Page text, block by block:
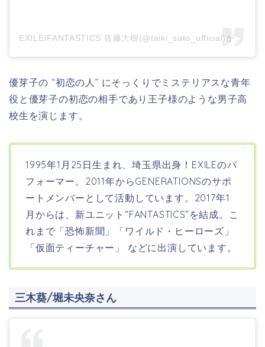
優芽子の “初恋の人” にそっくりでミステリアスな青年
役と優芽子の初恋の相手であり王子様のような男子高
校生を演じます。
1995年1月25日生まれ、埼玉県出身！EXILEのパ
フォーマー。2011年からGENERATIONSのサポ
ートメンバーとして活動しています。2017年1
月からは、新ユニット“FANTASTICS”を結成。こ
れまで「恐怖新聞」「ワイルド・ヒーローズ」
「仮面ティーチャー」
などに出演しています。
三木葵/堀未央奈さん